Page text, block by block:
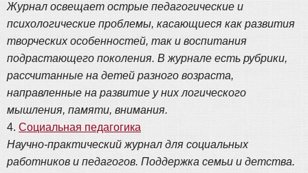
Журнал освещает острые педагогические и
психологические проблемы, касающиеся как развития
творческих особенностей, так и воспитания
подрастающего поколения. В журнале есть рубрики,
рассчитанные на детей разного возраста,
направленные на развитие у них логического
мышления, памяти, внимания.
4. Социальная педагогика
Научно-практический журнал для социальных
работников и педагогов. Поддержка семьи и детства.